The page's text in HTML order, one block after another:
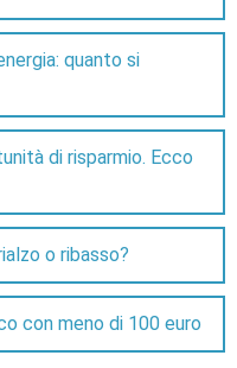
quanto si
di risparmio. Ecco
o ribasso?
con meno di 100 euro